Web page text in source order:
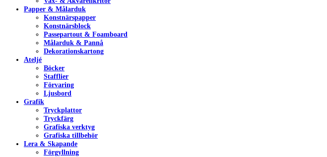
Papper & Målarduk
Konstnärspapper
Konstnärsblock
Passepartout & Foamboard
Målarduk & Pannå
Dekorationskartong
Ateljé
Böcker
Stafflier
Förvaring
Ljusbord
Grafik
Tryckplattor
Tryckfärg
Grafiska verktyg
Grafiska tillbehör
Lera & Skapande
Förgyllning